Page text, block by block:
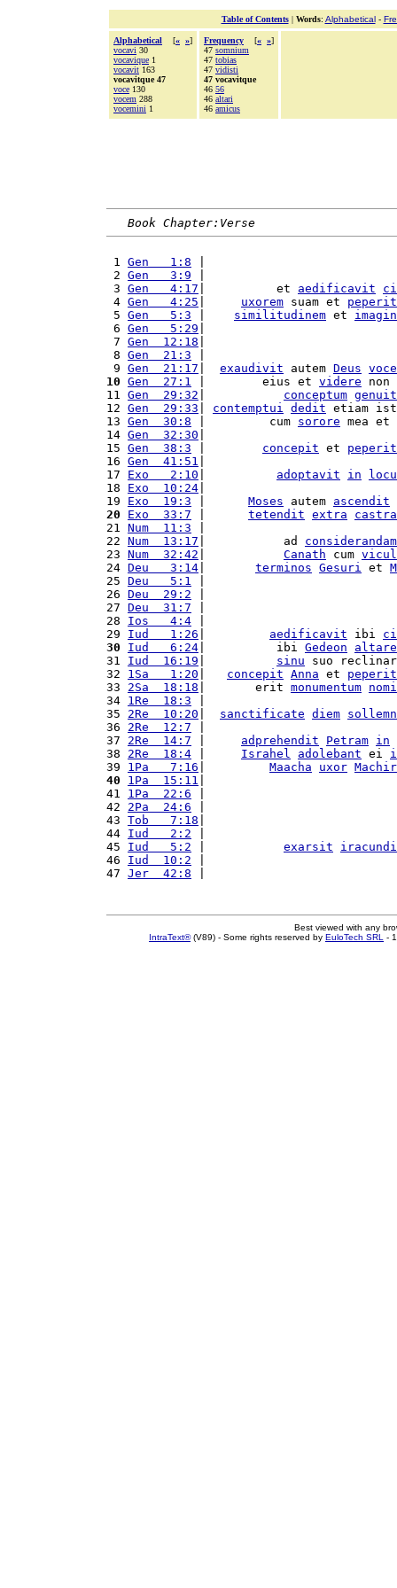
Table of Contents| Words: Alphabetical-
Alphabetical [« »]
vocavi 30
vocavique 1
vocavit 163
vocavitque 47
voce 130
vocem 288
vocemini 1
Frequency [« »]
47 somnium
47 tobias
47 vidisti
47 vocavitque
46 56
46 altari
46 amicus
Book Chapter:Verse
1 Gen   1:8
2 Gen   3:9
3 Gen   4:17 |          et aedificavit
4 Gen   4:25 uxorem suam et peperit
5 Gen   5:3 similitudinem et
6 Gen   5:29
7 Gen  12:18
8 Gen  21:3
9 Gen  21:17 exaudivit autem Deus
10 Gen  27:1 |        eius et videre non
11 Gen  29:32 conceptum genuit
12 Gen  29:33 contemptui dedit etiam
13 Gen  30:8 |         cum sorore mea
14 Gen  32:30
15 Gen  38:3 concepit et peperit
16 Gen  41:51
17 Exo   2:10 adoptavit in
18 Exo  10:24
19 Exo  19:3 Moses autem ascendit
20
Exo  33:7 tetendit extra
castra
21 Num  11:3
22 Num  13:17 |           ad considerandam
23 Num  32:42 Canath cum
24 Deu   3:14 terminos Gesuri et
25 Deu   5:1
26 Deu  29:2
27 Deu  31:7
28 Ios   4:4
29 Iud   1:26 aedificavit ibi
30
Iud   6:24 |          ibi Gedeon
altare
31 Iud  16:19 sinu suo
32 1Sa   1:20 concepit Anna et peperit
33 2Sa  18:18 |       erit monumentum
34 1Re  18:3
35 2Re  10:20 sanctificate diem
36 2Re  12:7
37 2Re  14:7 adprehendit Petram in
38 2Re  18:4 Israhel adolebant ei
39 1Pa   7:16 Maacha uxor Machir
40
1Pa  15:11
41 1Pa  22:6
42 2Pa  24:6
43 Tob   7:18
44 Iud   2:2
45 Iud   5:2 exarsit
46 Iud  10:2
47 Jer  42:8
Best viewed with any
IntraText®(V89) - Some rights reserved by EuloTech SRL -